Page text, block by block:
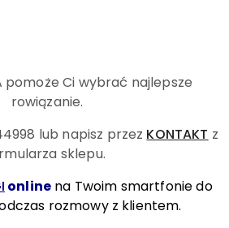
pomoże Ci wybrać najlepsze
rowiązanie.
lub napisz przez KONTAKT z
sklepu.
online na Twoim smartfonie do
rozmowy z klientem.